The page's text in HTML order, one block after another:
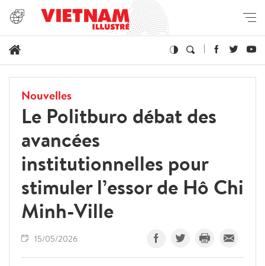
Nouvelles
Le Politburo débat des
avancées
institutionnelles pour
stimuler l’essor de Hô Chi
Minh-Ville
15/05/2026